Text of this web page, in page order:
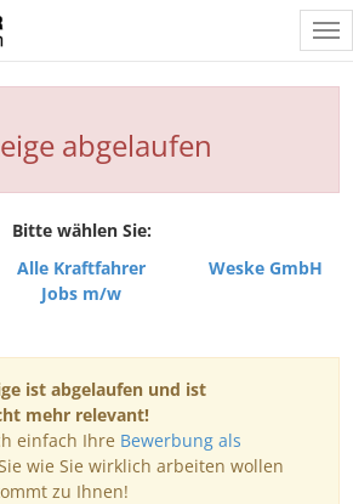
abgelaufen
Bitte wählen Sie:
Alle Kraftfahrer
Jobs m/w
Weske GmbH
ist abgelaufen und ist
mehr relevant!
einfach Ihre Bewerbung als
wie Sie wirklich arbeiten wollen
zu Ihnen!